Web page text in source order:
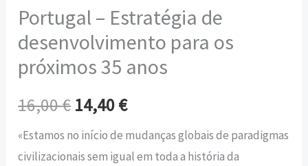
Portugal – Estratégia de
desenvolvimento para os
próximos 35 anos
16,00€ 14,40€
«Estamos no início de mudanças globais de paradigmas
civilizacionais sem igual em toda a história da